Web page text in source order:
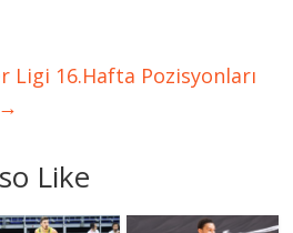
Ligi 16.Hafta Pozisyonları
→
Like